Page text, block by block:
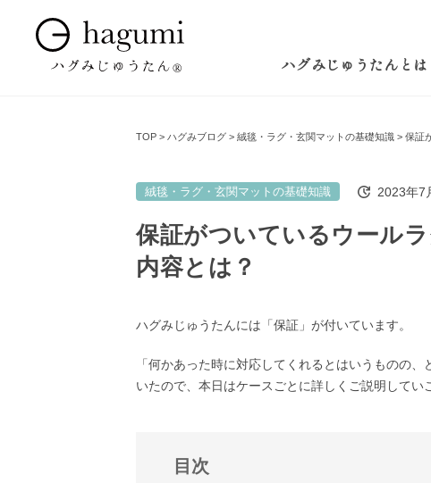
ハグみじゅうたんとは
TOP ハグみブログ 絨毯・ラグ・玄関マットの基礎知識 保証
保証がついているウール
内容とは？
絨毯・ラグ・玄関マットの基礎知識 2023年7
ハグみじゅうたんには「保証」が付いています。
「何かあった時に対応してくれるとはいうものの
いたので、本日はケースごとに詳しくご説明してい
目次